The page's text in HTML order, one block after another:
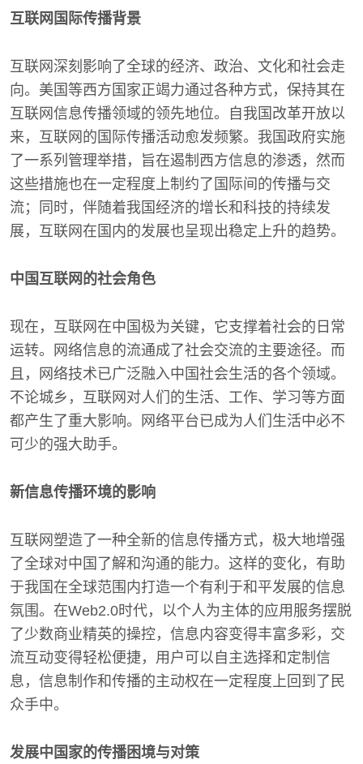
互联网国际传播背景
互联网深刻影响了全球的经济、政治、文化和社会走
向。美国等西方国家正竭力通过各种方式，保持其在
互联网信息传播领域的领先地位。自我国改革开放以
来，互联网的国际传播活动愈发频繁。我国政府实施
了一系列管理举措，旨在遏制西方信息的渗透，然而
这些措施也在一定程度上制约了国际间的传播与交
流；同时，伴随着我国经济的增长和科技的持续发
展，互联网在国内的发展也呈现出稳定上升的趋势。
中国互联网的社会角色
现在，互联网在中国极为关键，它支撑着社会的日常
运转。网络信息的流通成了社会交流的主要途径。而
且，网络技术已广泛融入中国社会生活的各个领域。
不论城乡，互联网对人们的生活、工作、学习等方面
都产生了重大影响。网络平台已成为人们生活中必不
可少的强大助手。
新信息传播环境的影响
互联网塑造了一种全新的信息传播方式，极大地增强
了全球对中国了解和沟通的能力。这样的变化，有助
于我国在全球范围内打造一个有利于和平发展的信息
氛围。在Web2.0时代，以个人为主体的应用服务摆脱
了少数商业精英的操控，信息内容变得丰富多彩，交
流互动变得轻松便捷，用户可以自主选择和定制信
息，信息制作和传播的主动权在一定程度上回到了民
众手中。
发展中国家的传播困境与对策